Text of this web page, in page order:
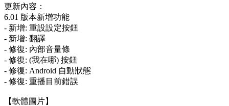
更新內容：
6.01 版本新增功能
- 新增: 重設設定按鈕
- 新增: 翻譯
- 修復: 內部音量條
- 修復: (我在哪) 按鈕
- 修復: Android 自動狀態
- 修復: 重播目前錯誤
【軟體圖片】